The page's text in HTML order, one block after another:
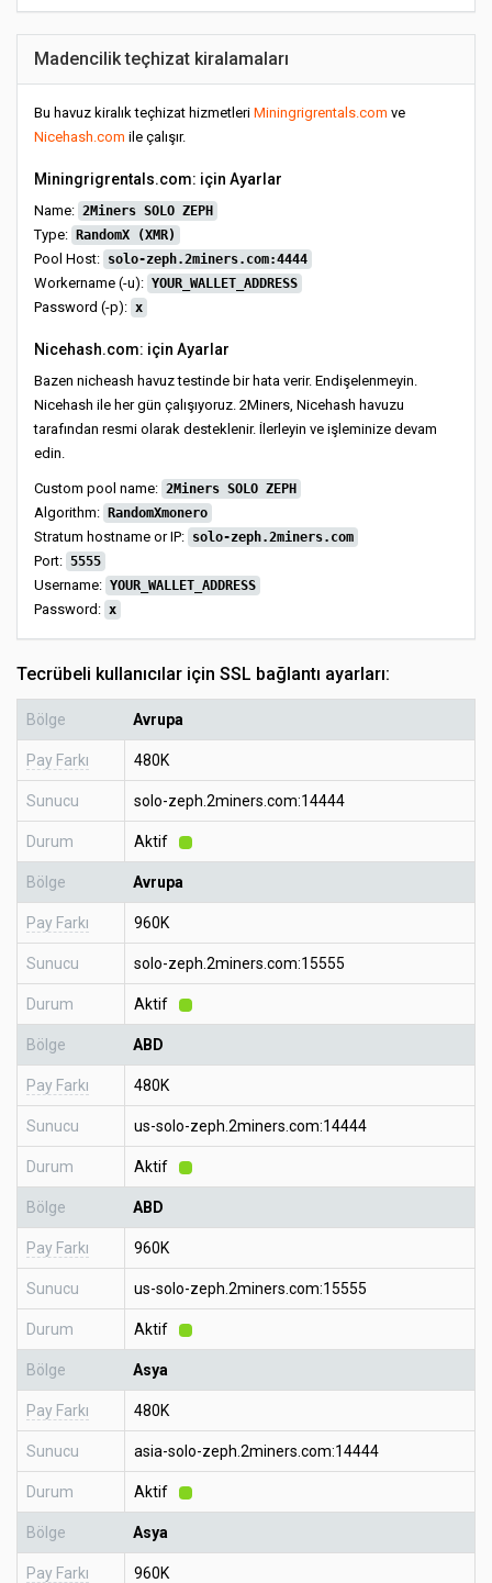
Madencilik teçhizat kiralamaları
Bu havuz kiralık teçhizat hizmetleri Miningrigrentals.com ve
Nicehash.com ile çalışır.
Miningrigrentals.com: için Ayarlar
Name: 2Miners SOLO ZEPH
Type: RandomX (XMR)
Pool Host: solo-zeph.2miners.com:4444
Workername (-u): YOUR_WALLET_ADDRESS
Password (-p): x
Nicehash.com: için Ayarlar
Bazen nicheash havuz testinde bir hata verir. Endişelenmeyin.
Nicehash ile her gün çalışıyoruz. 2Miners, Nicehash havuzu
tarafından resmi olarak desteklenir. İlerleyin ve işleminize devam
edin.
Custom pool name: 2Miners SOLO ZEPH
Algorithm: RandomXmonero
Stratum hostname or IP: solo-zeph.2miners.com
Port: 5555
Username: YOUR_WALLET_ADDRESS
Password: x
Tecrübeli kullanıcılar için SSL bağlantı ayarları:
Bölge Avrupa
Pay Farkı 480K
Sunucu solo-zeph.2miners.com:14444
Durum Aktif
Bölge Avrupa
Pay Farkı 960K
Sunucu solo-zeph.2miners.com:15555
Durum Aktif
Bölge ABD
Pay Farkı 480K
Sunucu us-solo-zeph.2miners.com:14444
Durum Aktif
Bölge ABD
Pay Farkı 960K
Sunucu us-solo-zeph.2miners.com:15555
Durum Aktif
Bölge Asya
Pay Farkı 480K
Sunucu asia-solo-zeph.2miners.com:14444
Durum Aktif
Bölge Asya
Pay Farkı 960K